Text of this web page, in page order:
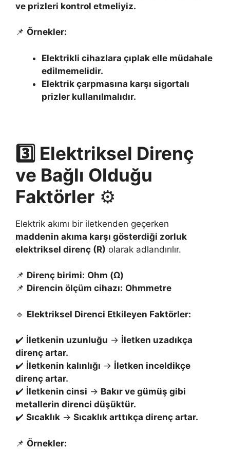
ve prizleri kontrol etmeliyiz.
📌 Örnekler:
Elektrikli cihazlara çıplak elle müdahale
edilmemelidir.
Elektrik çarpmasına karşı sigortalı
prizler kullanılmalıdır.
3️⃣ Elektriksel Direnç
ve Bağlı Olduğu
Faktörler ⚙️
Elektrik akımı bir iletkenden geçerken
maddenin akıma karşı gösterdiği zorluk
elektriksel direnç (R) olarak adlandırılır.
📌 Direnç birimi: Ohm (Ω)
📌 Direncin ölçüm cihazı: Ohmmetre
🔹 Elektriksel Direnci Etkileyen Faktörler:
✔️ İletkenin uzunluğu → İletken uzadıkça
direnç artar.
✔️ İletkenin kalınlığı → İletken inceldikçe
direnç artar.
✔️ İletkenin cinsi → Bakır ve gümüş gibi
metallerin direnci düşüktür.
✔️ Sıcaklık → Sıcaklık arttıkça direnç artar.
📌 Örnekler: